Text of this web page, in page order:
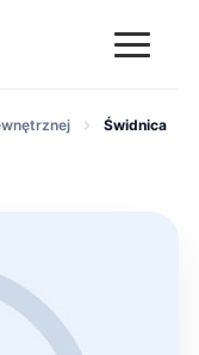
Świdnica